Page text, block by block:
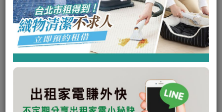
暱稱: Mars Lin
性別: 男
我的評價: 0 0
未回應次數: 0
取消次數: 0